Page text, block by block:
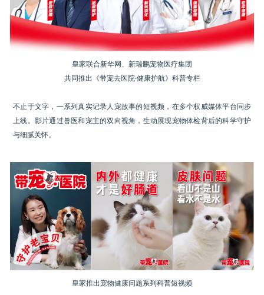
皇家联合新华网、新瑞鹏宠物医疗集团
共同推出《带宠去医院·健康护航》科普专栏
不止于文字，一系列真实记录人宠故事的短视频，在多个权威媒体平台同步
上线。影片通过兽医和宠主的双向视角，生动展现宠物体检背后的科学守护
与细腻关怀。
皇家推出宠物健康问题系列科普短视频